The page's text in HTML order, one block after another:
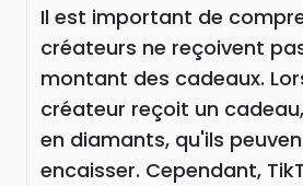
Il est important de
créateurs ne reçoivent
montant des cadeaux.
créateur reçoit un
en diamants, qu'ils
encaisser. Cependant,